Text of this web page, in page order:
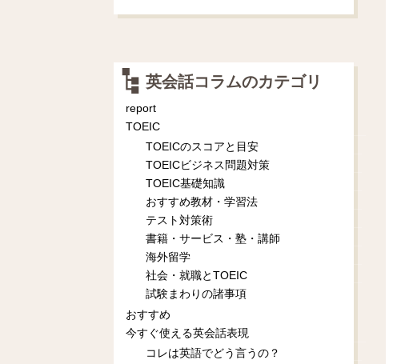
英会話コラムのカテゴリ
report
TOEIC
TOEICのスコアと目安
TOEICビジネス問題対策
TOEIC基礎知識
おすすめ教材・学習法
テスト対策術
書籍・サービス・塾・講師
海外留学
社会・就職とTOEIC
試験まわりの諸事項
おすすめ
今すぐ使える英会話表現
コレは英語でどう言うの？